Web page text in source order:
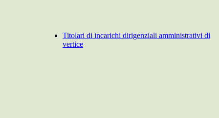
Titolari di incarichi dirigenziali amministrativi di
vertice